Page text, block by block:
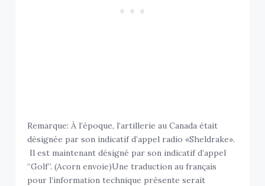
Remarque: À l’époque, l’artillerie au Canada était
désignée par son indicatif d’appel radio «Sheldrake».
Il est maintenant désigné par son indicatif d’appel
“Golf”. (Acorn envoie)Une traduction au français
pour l’information technique présente serait